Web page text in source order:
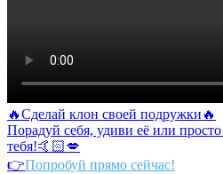
🔥Сделай клон своей подружки🔥
Порадуй себя, удиви её или просто
тебя!🤙🏻💋
👉Попробуй прямо сейчас!